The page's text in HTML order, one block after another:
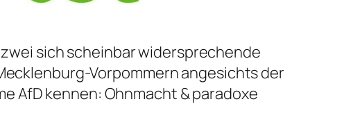
sich scheinbar widersprechende
Vorpommern angesichts der
AfD kennen: Ohnmacht & paradoxe